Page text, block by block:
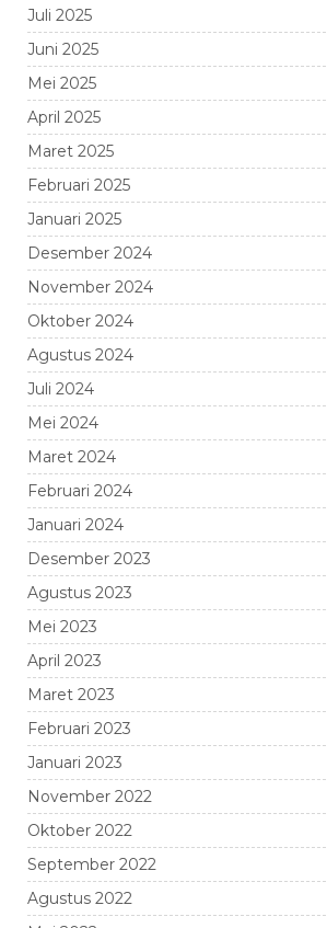
Juli 2025
Juni 2025
Mei 2025
April 2025
Maret 2025
Februari 2025
Januari 2025
Desember 2024
November 2024
Oktober 2024
Agustus 2024
Juli 2024
Mei 2024
Maret 2024
Februari 2024
Januari 2024
Desember 2023
Agustus 2023
Mei 2023
April 2023
Maret 2023
Februari 2023
Januari 2023
November 2022
Oktober 2022
September 2022
Agustus 2022